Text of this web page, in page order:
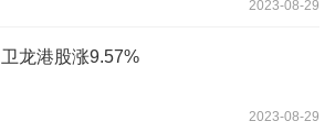
2023-08-29
卫龙港股涨9.57%
2023-08-29